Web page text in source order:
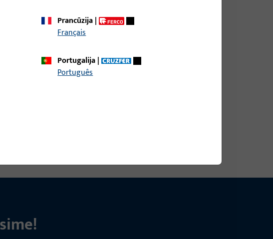
štiftas, bendras plotis 9 mm, bendras aukštis / gylis 9 mm
štiftas, bendras plotis 9 mm, bendras aukštis / gylis 9 mm
Prancūzija|
Français
Portugalija|
Português